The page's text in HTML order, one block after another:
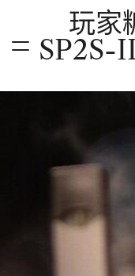
content
玩家
SP2S-